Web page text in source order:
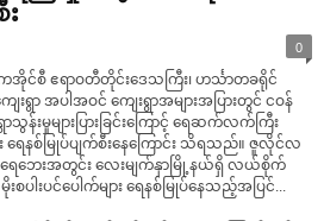
း
0
အိုင်စီ ဧရာဝတီတိုင်းဒေသကြီး၊ ဟင်္သာတခရိုင်
ရွာ အပါအဝင် ကျေးရွာအများအပြားတွင် ငဝန်
သွန်းမှုများပြားခြင်းကြောင့် ရေဆက်လက်ကြီး
ရေနစ်မြုပ်ပျက်စီးနေကြောင်း သိရသည်။ ဇူလိုင်လ
ရေဘေးအတွင်း လေးမျက်နှာမြို့နယ်ရှိ လယ်စိုက်
စပါးပင်ပေါက်များ ရေနစ်မြုပ်နေသည့်အပြင်...